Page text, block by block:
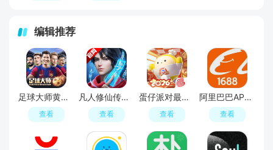
编辑推荐
足球大师黄金一代手游
查看
凡人修仙传人界篇手游2026最新版
查看
蛋仔派对最新版
查看
阿里巴巴APP2026官方版
查看